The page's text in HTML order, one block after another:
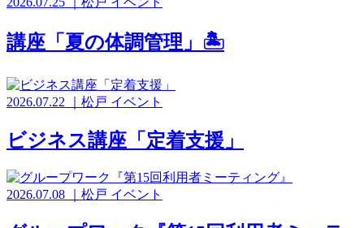
講座「夏の体調管理」🏝️
2026.07.22 松戸 イベント
ビジネス講座「定着支援」
2026.07.08 松戸 イベント